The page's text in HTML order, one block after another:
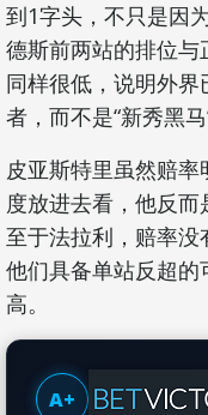
到1字头，不只是因
德斯前两站的排位
同样很低，说明外
者，而不是“新秀黑马”
皮亚斯特里虽然赔
度放进去看，他反而
至于法拉利，赔率
他们具备单站反超
高。
A+